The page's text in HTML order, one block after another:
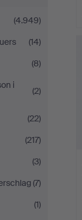
(4.949)
(14)
(8)
i
(2)
(22)
(217)
(3)
(7)
(1)